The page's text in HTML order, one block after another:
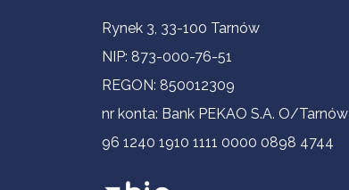
Informacje kontaktowe
Rynek 3, 33-100 Tarnów
NIP: 873-000-76-51
REGON: 850012309
nr konta: Bank PEKAO S.A. O/Tarnów
96 1240 1910 1111 0000 0898 4744